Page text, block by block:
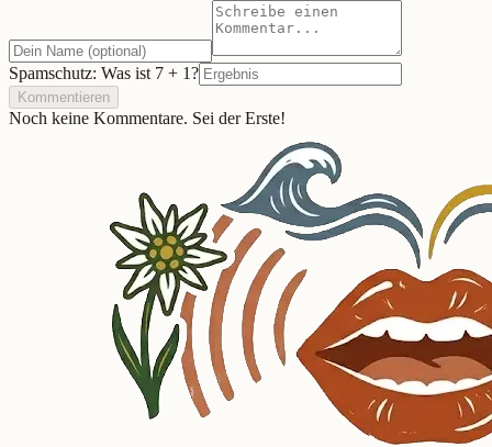
Spamschutz: Was ist 7 + 1?
Kommentieren
Noch keine Kommentare. Sei der Erste!